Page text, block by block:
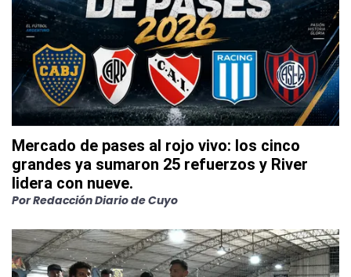
Mercado de pases al rojo vivo: los cinco
grandes ya sumaron 25 refuerzos y River
lidera con nueve.
PorRedacción Diario de Cuyo